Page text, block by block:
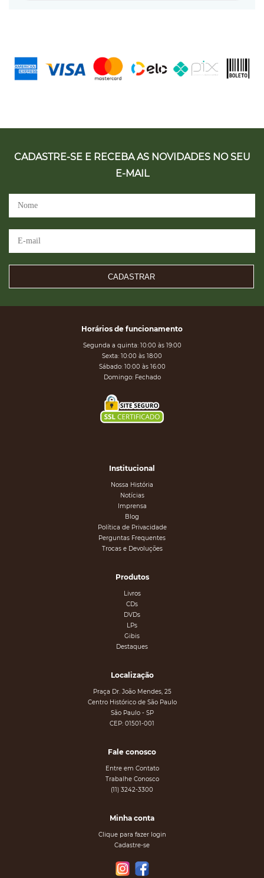
CADASTRE-SE E RECEBA AS NOVIDADES NO SEU
E-MAIL
CADASTRAR
Horários de funcionamento
Segunda a quinta: 10:00 às 19:00
Sexta: 10:00 às 18:00
Sábado: 10:00 às 16:00
Domingo: Fechado
Institucional
Nossa História
Notícias
Imprensa
Blog
Política de Privacidade
Perguntas Frequentes
Trocas e Devoluções
Produtos
Livros
CDs
DVDs
LPs
Gibis
Destaques
Localização
Praça Dr. João Mendes, 25
Centro Histórico de São Paulo
São Paulo - SP
CEP: 01501-001
Fale conosco
Entre em Contato
Trabalhe Conosco
(11) 3242-3300
Minha conta
Clique para fazer login
Cadastre-se